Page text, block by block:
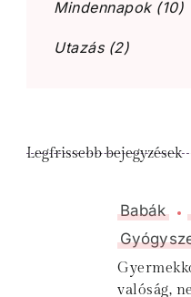
Mindennapok(10)
Utazás(2)
Legfrissebb bejegyzések
Babák
valóság,